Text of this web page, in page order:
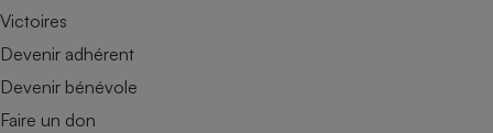
Victoires
Devenir adhérent
Devenir bénévole
Faire un don